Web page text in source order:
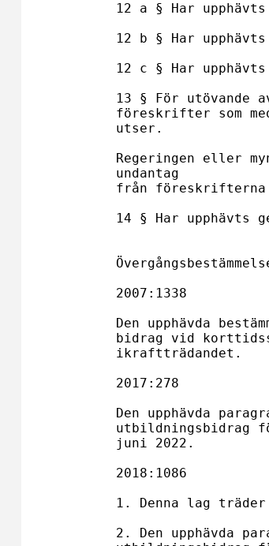
12 a § Har
12 b § Har
12 c § Har
13 § För
föreskrifter som
utser.
Regeringen eller
undantag
från föreskrifterna
14 § Har upphävts
2007:1338
Den upphävda
bidrag vid
ikraftträdandet.
2017:278
Den upphävda
utbildningsbidrag
juni 2022.
2018:1086
1. Denna lag
2. Den upphävda